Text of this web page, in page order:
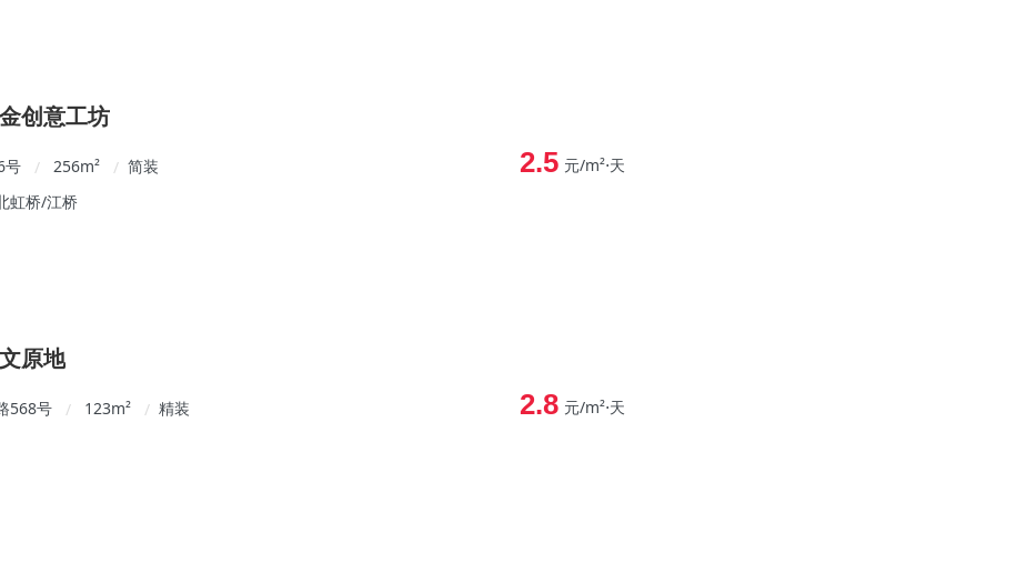
创意工坊
号 / 256m² / 简装
虹桥/江桥
2.5 元/m²⋅天
原地
568号 / 123m² / 精装
2.8 元/m²⋅天